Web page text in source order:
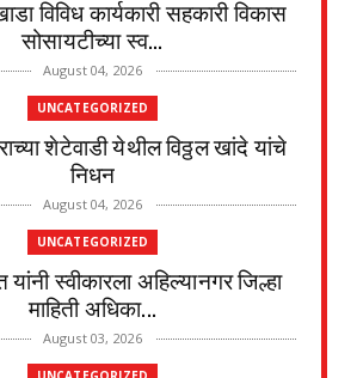
विविध कार्यकारी सहकारी विकास
सोसायटीच्या स्व...
August 04, 2026
UNCATEGORIZED
शेटेवाडी येथील विठ्ठल खांदे यांचे
निधन
August 04, 2026
UNCATEGORIZED
स्वीकारला अहिल्यानगर जिल्हा
माहिती अधिका...
August 03, 2026